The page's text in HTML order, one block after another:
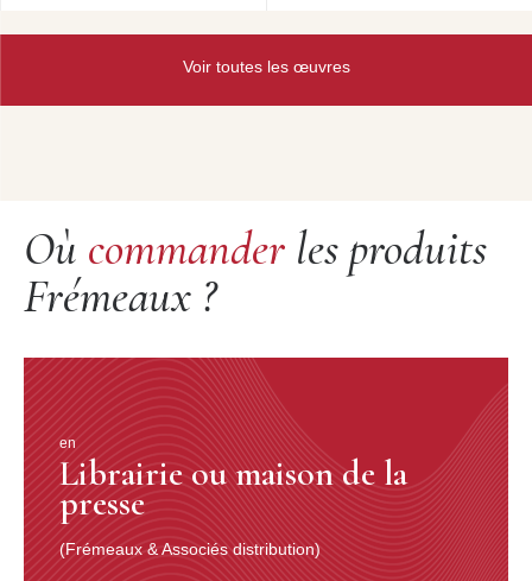
Voir toutes les œuvres
Où commander les produits
Frémeaux ?
en
Librairie ou maison de la
presse
(Frémeaux & Associés distribution)